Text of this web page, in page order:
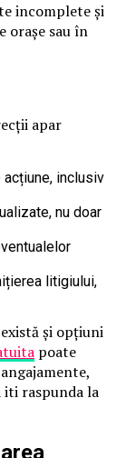
incomplete și
orașe sau în
apar
inclusiv
nu doar
litigiului,
și opțiuni
poate
iti raspunda la